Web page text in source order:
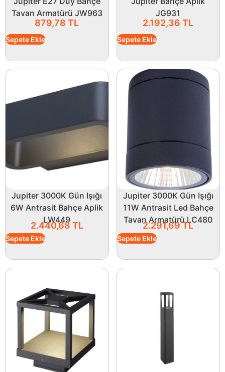
Tavan Armatürü JW963
879,78 TL
Sepete Ekle
JG931
2.192,36 TL
Sepete Ekle
Jupiter 3000K Gün Işığı
6W Antrasit Bahçe Aplik
LW449
2.440,68 TL
Sepete Ekle
Jupiter 3000K Gün Işığı
11W Antrasit Led Bahçe
Tavan Armatürü LC480
2.291,69TL
Sepete Ekle